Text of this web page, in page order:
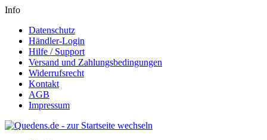
Info
Datenschutz
Händler-Login
Hilfe / Support
Versand und Zahlungsbedingungen
Widerrufsrecht
Kontakt
AGB
Impressum